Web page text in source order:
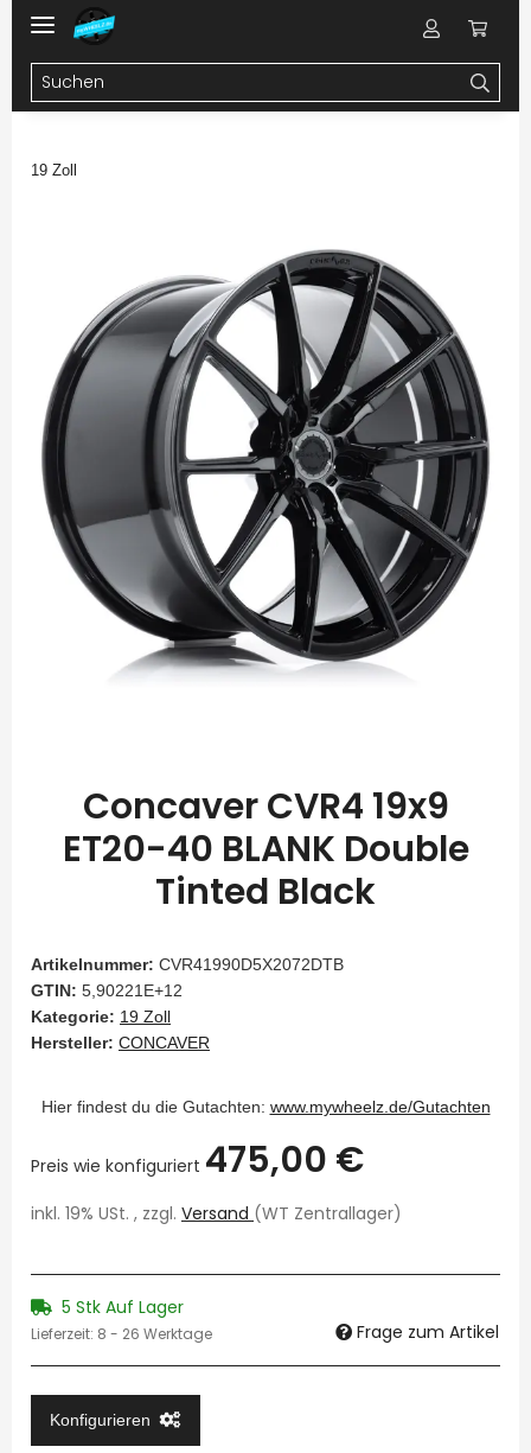
19 Zoll
Concaver CVR4 19x9
ET20-40 BLANK Double
Tinted Black
Artikelnummer: CVR41990D5X2072DTB
GTIN: 5,90221E+12
Kategorie: 19 Zoll
Hersteller: CONCAVER
Hier findest du die Gutachten: www.mywheelz.de/Gutachten
Preis wie konfiguriert 475,00 €
inkl. 19% USt. , zzgl. Versand (WT Zentrallager)
5 Stk Auf Lager
Lieferzeit: 8 - 26 Werktage Frage zum Artikel
Konfigurieren